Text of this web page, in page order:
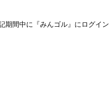
期間中に『みんゴル』にログイン